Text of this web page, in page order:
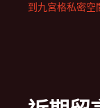
到九宮格私密空